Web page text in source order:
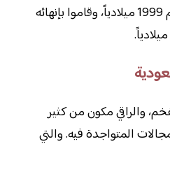
تم العمل في هذا البرج في عام 1999 ميلادياً، وقاموا بإنهائه
والراقي مكون من كثير
المتواجدة فيه. والتي